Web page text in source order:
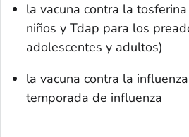
la vacuna contra la
niños y Tdap para los
adolescentes y adultos)
la vacuna contra la
temporada de influenza